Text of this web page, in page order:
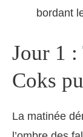
bordant
Jour 1 :
Coks
La matinée